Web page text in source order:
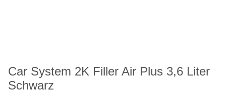
Car System 2K Filler Air Plus 3,6 Liter
Schwarz